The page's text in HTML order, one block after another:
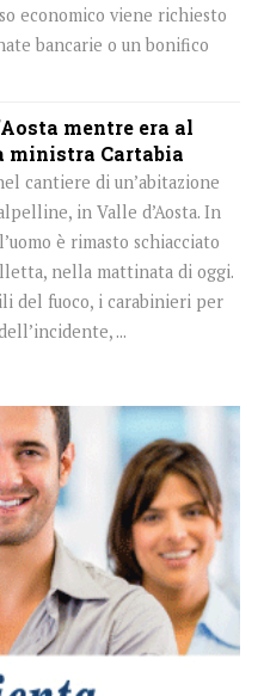
economico viene richiesto
bancarie o un bonifico
mentre era al
Cartabia
cantiere di un’abitazione
in Valle d’Aosta. In
è rimasto schiacciato
nella mattinata di oggi.
del fuoco, i carabinieri per
...